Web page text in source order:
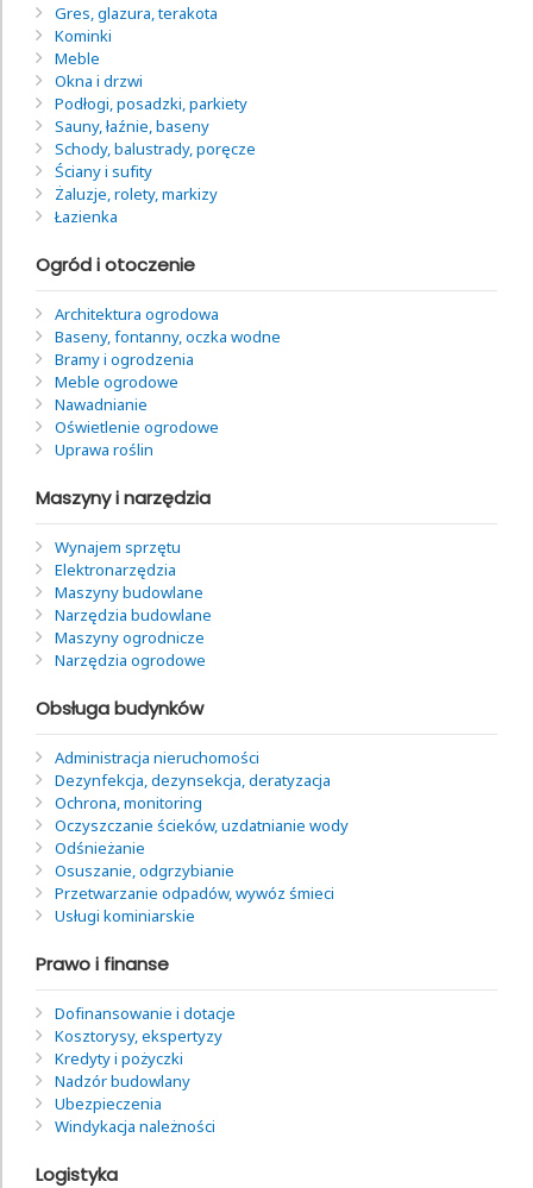
Gres, glazura, terakota
Kominki
Meble
Okna i drzwi
Podłogi, posadzki, parkiety
Sauny, łaźnie, baseny
Schody, balustrady, poręcze
Ściany i sufity
Żaluzje, rolety, markizy
Łazienka
Ogród i otoczenie
Architektura ogrodowa
Baseny, fontanny, oczka wodne
Bramy i ogrodzenia
Meble ogrodowe
Nawadnianie
Oświetlenie ogrodowe
Uprawa roślin
Maszyny i narzędzia
Wynajem sprzętu
Elektronarzędzia
Maszyny budowlane
Narzędzia budowlane
Maszyny ogrodnicze
Narzędzia ogrodowe
Obsługa budynków
Administracja nieruchomości
Dezynfekcja, dezynsekcja, deratyzacja
Ochrona, monitoring
Oczyszczanie ścieków, uzdatnianie wody
Odśnieżanie
Osuszanie, odgrzybianie
Przetwarzanie odpadów, wywóz śmieci
Usługi kominiarskie
Prawo i finanse
Dofinansowanie i dotacje
Kosztorysy, ekspertyzy
Kredyty i pożyczki
Nadzór budowlany
Ubezpieczenia
Windykacja należności
Logistyka